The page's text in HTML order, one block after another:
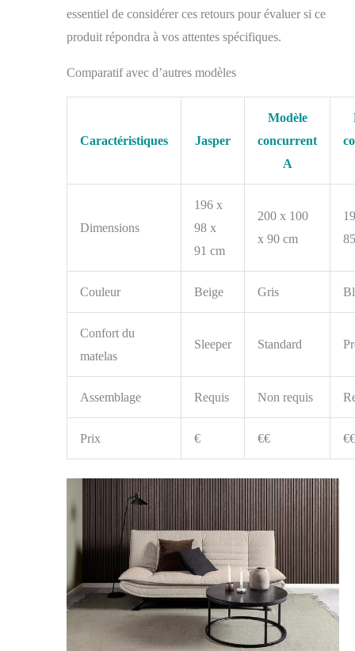
essentiel de considérer ces retours pour évaluer si ce
produit répondra à vos attentes spécifiques.
Comparatif avec d’autres modèles
Caractéristiques Jasper
Modèle
concurrent
A
Dimensions
196 x
98 x
91 cm
200 x 100
x 90 cm
Couleur Beige Gris
Confort du
matelas
Sleeper Standard
Assemblage Requis Non requis
Prix € €€